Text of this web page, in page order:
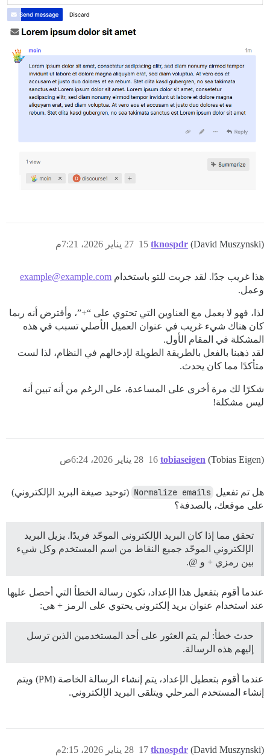
tknospdr (David Muszynski) 27 يناير 2026، 7:21م 15
هذا غريب جدًا. لقد جربت للتو باستخدام example@example.com
وعمل.
لذا، فهو لا يعمل مع العناوين التي تحتوي على “+”، وأفترض أنه ربما
كان هناك شيء غريب في عنوان العميل الأصلي تسبب في هذه
المشكلة في المقام الأول.
لقد ذهبنا بالفعل بالطريقة الطويلة لإدخالهم في النظام، لذا لست
متأكدًا مما كان يحدث.
شكرًا لك مرة أخرى على المساعدة، على الرغم من أنه تبين أنه
ليس مشكلة!
tobiaseigen (Tobias Eigen) 28 يناير 2026، 6:24ص 16
هل تم تفعيل Normalize emails (توحيد صيغة البريد الإلكتروني)
على موقعك، بالصدفة؟
تحقق مما إذا كان البريد الإلكتروني الموحّد فريدًا. يزيل البريد
الإلكتروني الموحّد جميع النقاط من اسم المستخدم وكل شيء
بين رمزي + و @.
عندما أقوم بتفعيل هذا الإعداد، تكون رسالة الخطأ التي أحصل عليها
عند استخدام عنوان بريد إلكتروني يحتوي على الرمز + هي:
حدث خطأ: لم يتم العثور على أحد المستخدمين الذين ترسل
إليهم هذه الرسالة.
عندما أقوم بتعطيل الإعداد، يتم إنشاء الرسالة الخاصة (PM) ويتم
إنشاء المستخدم المرحلي ويتلقى البريد الإلكتروني.
tknospdr (David Muszynski) 28 يناير 2026، 2:15م 17